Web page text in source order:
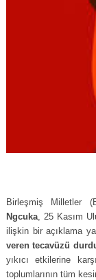
Birleşmiş Milletler
Ngcuka, 25 Kasım
ilişkin bir açıklama
veren tecavüzü
yıkıcı etkilerine
toplumlarının tüm